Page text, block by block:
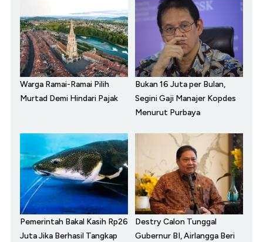
Warga Ramai-Ramai Pilih
Murtad Demi Hindari Pajak
Bukan 16 Juta per Bulan,
Segini Gaji Manajer Kopdes
Menurut Purbaya
Pemerintah Bakal Kasih Rp26
Juta Jika Berhasil Tangkap
Destry Calon Tunggal
Gubernur BI, Airlangga Beri